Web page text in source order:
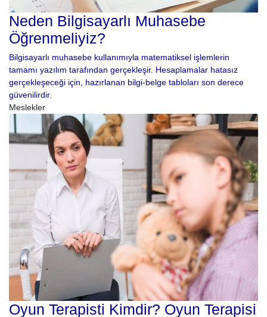
Neden Bilgisayarlı Muhasebe
Öğrenmeliyiz?
Bilgisayarlı muhasebe kullanımıyla matematiksel işlemlerin
tamamı yazılım tarafından gerçekleşir. Hesaplamalar hatasız
gerçekleşeceği için, hazırlanan bilgi-belge tabloları son derece
güvenilirdir.
Meslekler
Oyun Terapisti Kimdir? Oyun Terapisi